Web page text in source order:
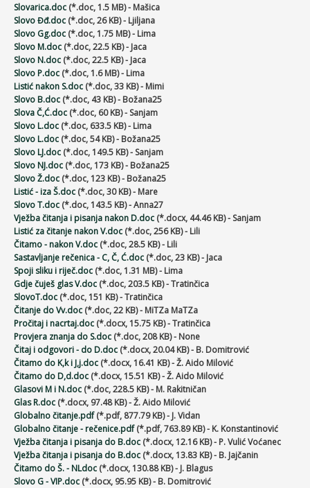
Slovarica.doc (*.doc, 1.5 MB) - Mašica
Slovo Đđ.doc (*.doc, 26 KB) - Ljiljana
Slovo Gg.doc (*.doc, 1.75 MB) - Lima
Slovo M.doc (*.doc, 22.5 KB) - Jaca
Slovo N.doc (*.doc, 22.5 KB) - Jaca
Slovo P.doc (*.doc, 1.6 MB) - Lima
Listić nakon S.doc (*.doc, 33 KB) - Mimi
Slovo B.doc (*.doc, 43 KB) - Božana25
Slova Č,Ć.doc (*.doc, 60 KB) - Sanjam
Slovo L.doc (*.doc, 633.5 KB) - Lima
Slovo L.doc (*.doc, 54 KB) - Božana25
Slovo LJ.doc (*.doc, 149.5 KB) - Sanjam
Slovo NJ.doc (*.doc, 173 KB) - Božana25
Slovo Ž.doc (*.doc, 123 KB) - Božana25
Listić - iza Š.doc (*.doc, 30 KB) - Mare
Slovo T.doc (*.doc, 143.5 KB) - Anna27
Vježba čitanja i pisanja nakon D.doc (*.docx, 44.46 KB) - Sanjam
Listić za čitanje nakon V.doc (*.doc, 256 KB) - Lili
Čitamo - nakon V.doc (*.doc, 28.5 KB) - Lili
Sastavljanje rečenica - C, Č, Ć.doc (*.doc, 23 KB) - Jaca
Spoji sliku i riječ.doc (*.doc, 1.31 MB) - Lima
Gdje čuješ glas V.doc (*.doc, 203.5 KB) - Tratinčica
SlovoT.doc (*.doc, 151 KB) - Tratinčica
Čitanje do Vv.doc (*.doc, 22 KB) - MiTZa MaTZa
Pročitaj i nacrtaj.doc (*.docx, 15.75 KB) - Tratinčica
Provjera znanja do S.doc (*.doc, 208 KB) - None
Čitaj i odgovori - do D.doc (*.docx, 20.04 KB) - B. Domitrović
Čitamo do K,k i J,j.doc (*.docx, 16.41 KB) - Ž. Aido Milović
Čitamo do D,d.doc (*.docx, 15.51 KB) - Ž. Aido Milović
Glasovi M i N.doc (*.doc, 228.5 KB) - M. Rakitničan
Glas R.doc (*.docx, 97.48 KB) - Ž. Aido Milović
Globalno čitanje.pdf(*.pdf, 877.79 KB) - J. Vidan
Globalno čitanje - rečenice.pdf(*.pdf, 763.89 KB) - K. Konstantinović
Vježba čitanja i pisanja do B.doc (*.docx, 12.16 KB) - P. Vulić Voćanec
Vježba čitanja i pisanja do B.doc (*.docx, 13.83 KB) - B. Jajčanin
Čitamo do Š. - NLdoc (*.docx, 130.88 KB) - J. Blagus
Slovo G - VIP.doc (*.docx, 95.95 KB) - B. Domitrović